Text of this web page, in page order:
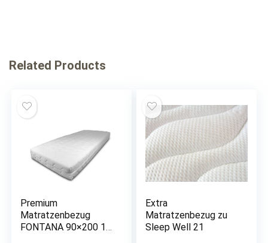
Related Products
Premium
Matratzenbezug
FONTANA 90×200 16
Extra
Matratzenbezug zu
Sleep Well 21